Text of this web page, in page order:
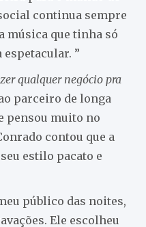
continua sempre
música que tinha só
espetacular. ”
qualquer negócio pra
parceiro de longa
pensou muito no
contou que a
estilo pacato e
público das noites,
Ele escolheu